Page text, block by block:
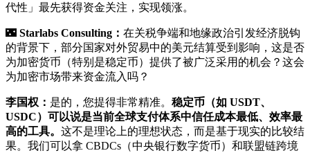
代性」最先获得资金关注，实现领涨。
🌃 Starlabs Consulting： 在关税争端和地缘政治引发经济脱钩
的背景下，部分国家对外贸易中的美元结算受到影响，这是否
为加密货币（特别是稳定币）提供了被广泛采用的机会？这会
为加密市场带来资金流入吗？
李国权： 是的，您提得非常精准。 稳定币（如 USDT、
USDC）可以说是当前全球支付体系中信任成本最低、效率最
高的工具。 这不是理论上的理想状态，而是基于现实的比较结
果。我们可以拿 CBDCs（中央银行数字货币）和联盟链跨境